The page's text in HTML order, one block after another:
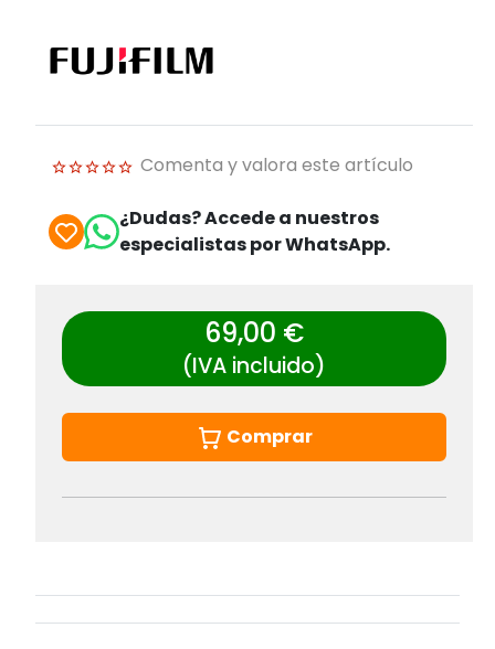
Comenta y valora este artículo
¿Dudas? Accede a nuestros
especialistas por WhatsApp.
69,00 €
(IVA incluido)
Comprar